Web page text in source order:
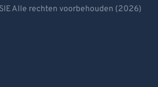
Alle rechten voorbehouden (2026)